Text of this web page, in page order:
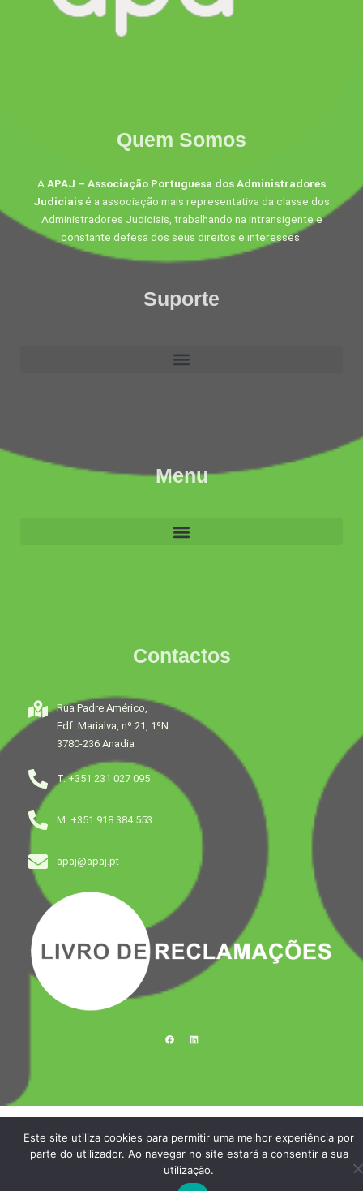
Quem Somos
AAPAJ – Associação Portuguesa dos Administradores
Judiciaisé a associação mais representativa da classe dos
Administradores Judiciais, trabalhando na intransigente e
constante defesa dos seus direitos e interesses.
Suporte
Menu
Contactos
Rua Padre Américo,
Edf. Marialva, nº 21, 1ºN
3780-236 Anadia
T. +351 231 027 095
M. +351 918 384 553
apaj@apaj.pt
F
a
L
i
Este site utiliza cookies para permitir uma melhor experiência por
parte do utilizador. Ao navegar no site estará a consentir a sua
utilização.